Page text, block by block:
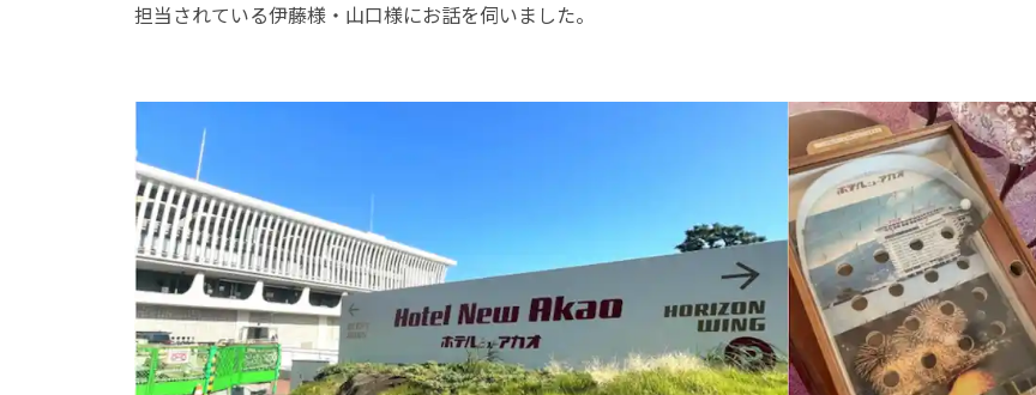
担当されている伊藤様・山口様にお話を伺いました。